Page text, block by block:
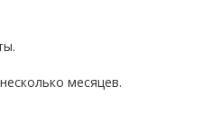
месяцев.